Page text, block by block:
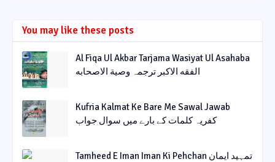
You may like these posts
Al Fiqa Ul Akbar Tarjama Wasiyat Ul Asahaba
الفقه الاکبر ترجمہ وصیة الاصحابه
Kufria Kalmat Ke Bare Me Sawal Jawab
کفریہ کلمات کے بارے میں سوال جواب
Tamheed E Iman Iman Ki Pehchan تمہید ایمان